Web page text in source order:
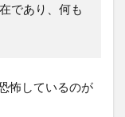
であり、何も
怖しているのが